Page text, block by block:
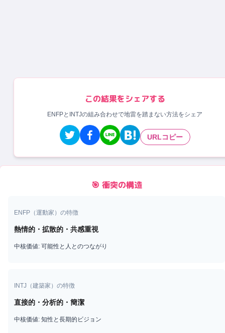
この結果をシェアする
ENFPとINTJの組み合わせで地雷を踏まない方法をシェア
URLコピー
🎯 衝突の構造
ENFP （運動家 ）の特徴
熱情的・拡散的・共感重視
中核価値: 可能性と人とのつながり
INTJ （建築家 ）の特徴
直接的・分析的・簡潔
中核価値: 知性と長期的ビジョン